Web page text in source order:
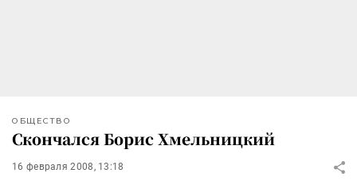
ОБЩЕСТВО
Скончался Борис Хмельницкий
16 февраля 2008, 13:18